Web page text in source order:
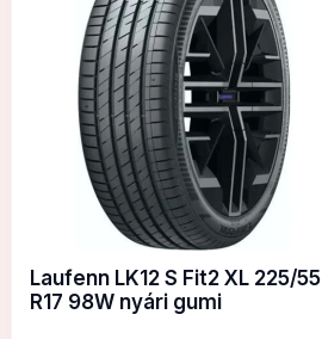
Laufenn LK12 S Fit2 XL 225/55
R17 98W nyári gumi